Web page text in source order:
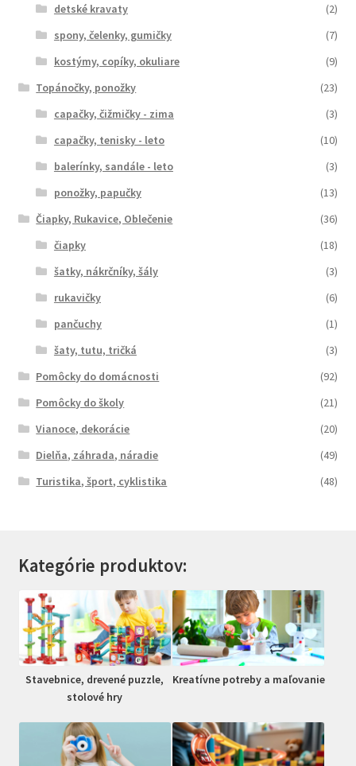
detské kravaty
(2)
spony, čelenky, gumičky
(7)
kostýmy, copíky, okuliare
(9)
Topánočky, ponožky
(23)
capačky, čižmičky - zima
(3)
capačky, tenisky - leto
(10)
balerínky, sandále - leto
(3)
ponožky, papučky
(13)
Čiapky, Rukavice, Oblečenie
(36)
čiapky
(18)
šatky, nákrčníky, šály
(3)
rukavičky
(6)
pančuchy
(1)
šaty, tutu, tričká
(3)
Pomôcky do domácnosti
(92)
Pomôcky do školy
(21)
Vianoce, dekorácie
(20)
Dielňa, záhrada, náradie
(49)
Turistika, šport, cyklistika
(48)
Kategórie produktov:
Stavebnice, drevené puzzle,
stolové hry
Kreatívne potreby a maľovanie